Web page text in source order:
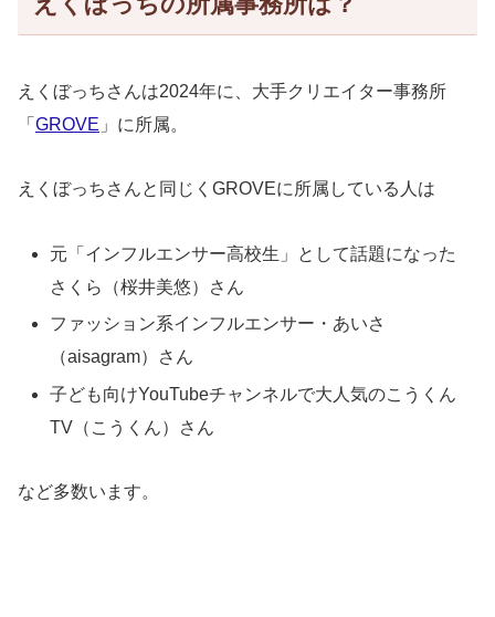
えくぼっちさんは2024年に、大手クリエイター事務所
「 GROVE 」に所属。
えくぼっちさんと同じくGROVEに所属している人は
元「インフルエンサー高校生」として話題になった
さくら（桜井美悠）さん
ファッション系インフルエンサー・あいさ
（aisagram）さん
子ども向けYouTubeチャンネルで大人気のこうくん
TV（こうくん）さん
など多数います。